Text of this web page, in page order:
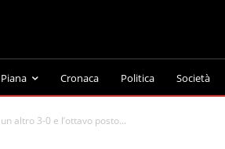
Piana Cronaca Politica Società
altro 3-0 e l’ottavo posto...